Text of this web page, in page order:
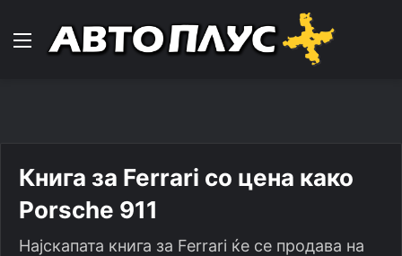
Навигација
Книга за Ferrari со цена како
Porsche 911
Најскапата книга за Ferrari ќе се продава на